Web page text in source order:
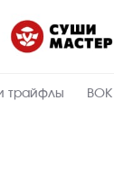
трайфлы ВОК
Пищевая
260 Вес, г